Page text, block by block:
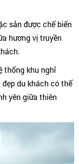
sản được chế biến
hương vị truyền
thống khu nghỉ
đẹp du khách có thể
yên giữa thiên